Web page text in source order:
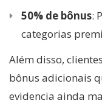
50% de bônus:
categorias
Além disso,
bônus adicionais
evidencia ainda